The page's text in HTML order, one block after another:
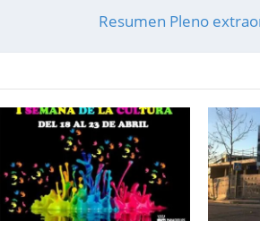
Resumen Pleno